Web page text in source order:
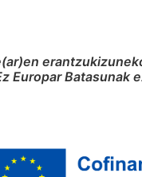
Europar Batasunak